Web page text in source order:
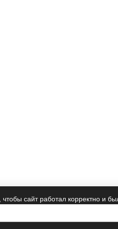
сайт работал корректно и